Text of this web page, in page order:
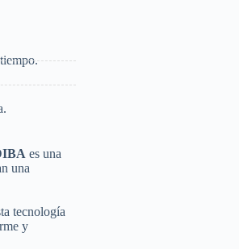
es una
una
tecnología
y